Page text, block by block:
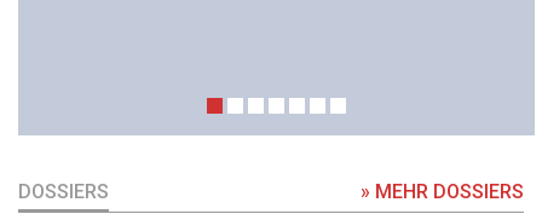
DOSSIERS » MEHR DOSSIERS